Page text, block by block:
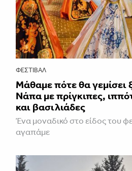
ΦΕΣΤΙΒΑΛ
Μάθαμε πότε θα γεμίσει
Νάπα με πρίγκιπες,
και βασιλιάδες
Ένα μοναδικό στο είδος του
αγαπάμε